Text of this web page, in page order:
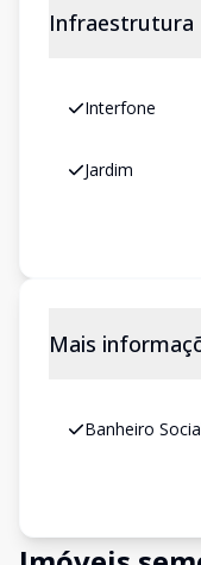
Infraestrutura
Interfone
Jardim
Mais
Banheiro